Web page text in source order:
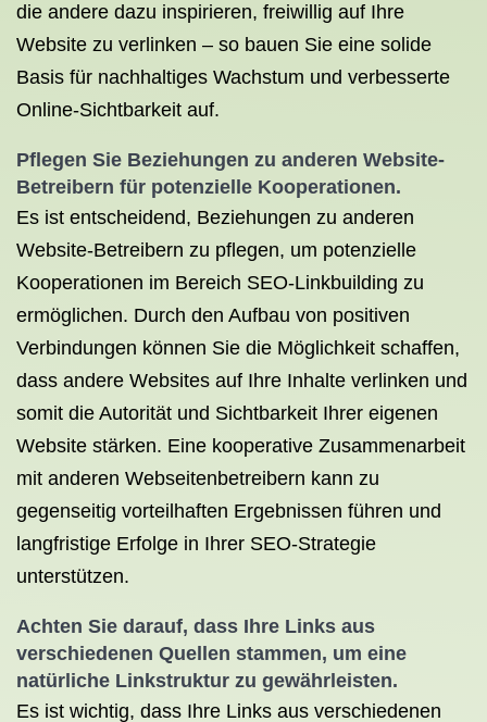
die andere dazu inspirieren, freiwillig auf Ihre
Website zu verlinken – so bauen Sie eine solide
Basis für nachhaltiges Wachstum und verbesserte
Online-Sichtbarkeit auf.
Pflegen Sie Beziehungen zu anderen Website-
Betreibern für potenzielle Kooperationen.
Es ist entscheidend, Beziehungen zu anderen
Website-Betreibern zu pflegen, um potenzielle
Kooperationen im Bereich SEO-Linkbuilding zu
ermöglichen. Durch den Aufbau von positiven
Verbindungen können Sie die Möglichkeit schaffen,
dass andere Websites auf Ihre Inhalte verlinken und
somit die Autorität und Sichtbarkeit Ihrer eigenen
Website stärken. Eine kooperative Zusammenarbeit
mit anderen Webseitenbetreibern kann zu
gegenseitig vorteilhaften Ergebnissen führen und
langfristige Erfolge in Ihrer SEO-Strategie
unterstützen.
Achten Sie darauf, dass Ihre Links aus
verschiedenen Quellen stammen, um eine
natürliche Linkstruktur zu gewährleisten.
Es ist wichtig, dass Ihre Links aus verschiedenen